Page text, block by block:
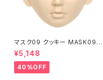
マスク09 クッキー MASK09
“COOKIE”
¥5,148
40%OFF